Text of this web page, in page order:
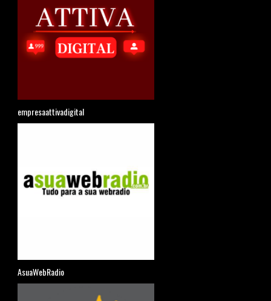
empresaattivadigital
AsuaWebRadio